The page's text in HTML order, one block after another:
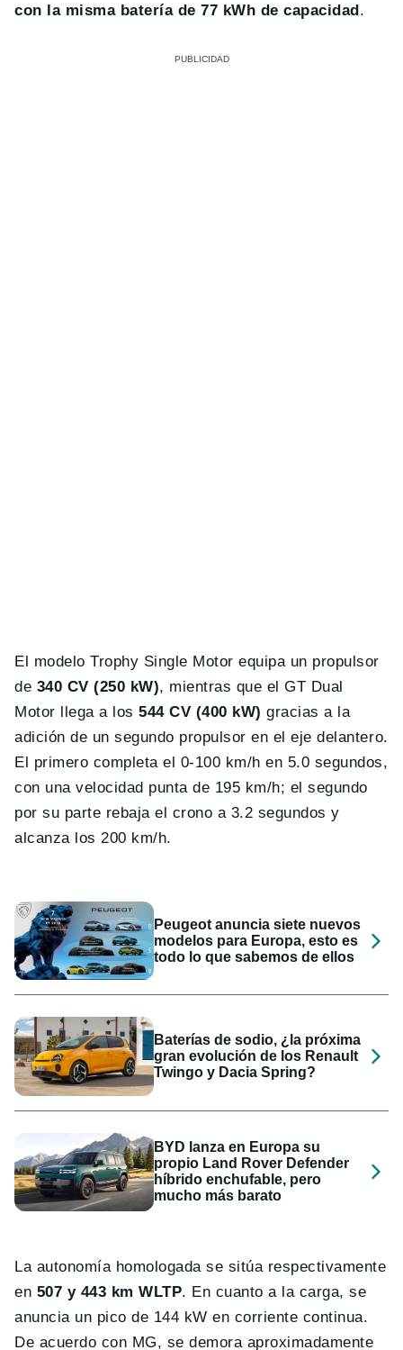
con la misma batería de 77 kWh de capacidad.
El modelo Trophy Single Motor equipa un propulsor
de 340 CV (250 kW), mientras que el GT Dual
Motor llega a los544 CV (400 kW) gracias a la
adición de un segundo propulsor en el eje delantero.
El primero completa el 0-100 km/h en 5.0 segundos,
con una velocidad punta de 195 km/h; el segundo
por su parte rebaja el crono a 3.2 segundos y
alcanza los 200 km/h.
Peugeot anuncia siete nuevos
modelos para Europa, esto es
todo lo que sabemos de ellos
Baterías de sodio, ¿la próxima
gran evolución de los Renault
Twingo y Dacia Spring?
BYD lanza en Europa su
propio Land Rover Defender
híbrido enchufable, pero
mucho más barato
La autonomía homologada se sitúa respectivamente
en 507 y 443 km WLTP. En cuanto a la carga, se
anuncia un pico de 144 kW en corriente continua.
De acuerdo con MG, se demora aproximadamente